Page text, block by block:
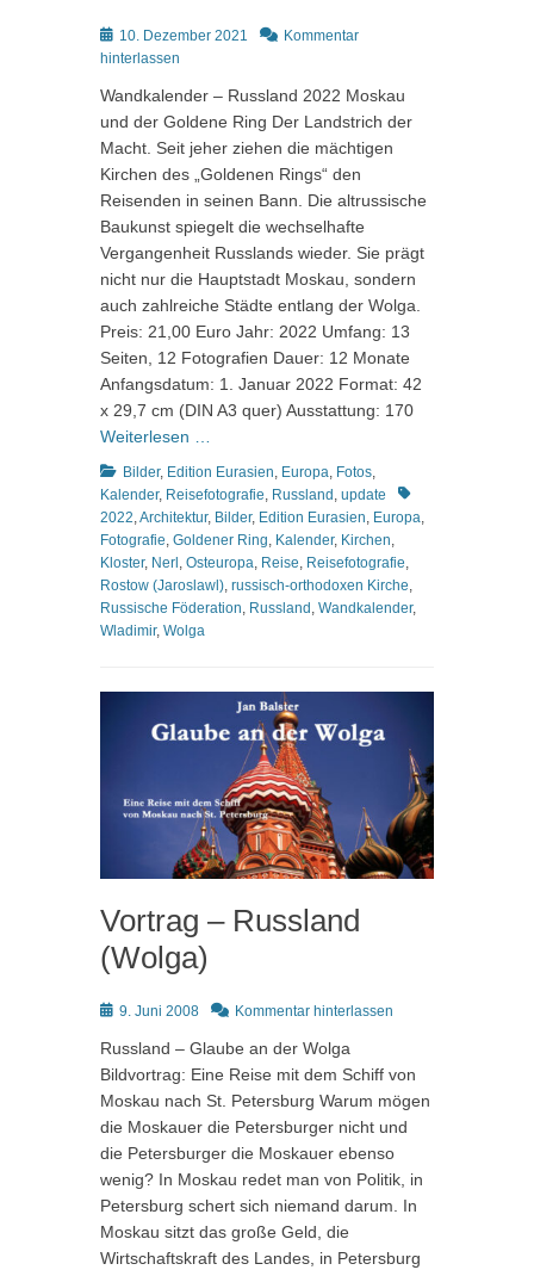
Posted
on
10. Dezember 2021
Kommentar
hinterlassen
Wandkalender – Russland 2022 Moskau
und der Goldene Ring Der Landstrich der
Macht. Seit jeher ziehen die mächtigen
Kirchen des „Goldenen Rings“ den
Reisenden in seinen Bann. Die altrussische
Baukunst spiegelt die wechselhafte
Vergangenheit Russlands wieder. Sie prägt
nicht nur die Hauptstadt Moskau, sondern
auch zahlreiche Städte entlang der Wolga.
Preis: 21,00 Euro Jahr: 2022 Umfang: 13
Seiten, 12 Fotografien Dauer: 12 Monate
Anfangsdatum: 1. Januar 2022 Format: 42
x 29,7 cm (DIN A3 quer) Ausstattung: 170
Weiterlesen …
Kategorien
Bilder, Edition Eurasien, Europa, Fotos,
Kalender, Reisefotografie, Russland, update
Schlagworte
2022,Architektur, Bilder, Edition Eurasien, Europa,
Fotografie, Goldener Ring, Kalender, Kirchen,
Kloster, Nerl, Osteuropa, Reise, Reisefotografie,
Rostow (Jaroslawl), russisch-orthodoxen Kirche,
Russische Föderation, Russland, Wandkalender,
Wladimir, Wolga
Vortrag – Russland
(Wolga)
Posted
9. Juni 2008 Kommentar hinterlassen
Russland – Glaube an der Wolga
Bildvortrag: Eine Reise mit dem Schiff von
Moskau nach St. Petersburg Warum mögen
die Moskauer die Petersburger nicht und
die Petersburger die Moskauer ebenso
wenig? In Moskau redet man von Politik, in
Petersburg schert sich niemand darum. In
Moskau sitzt das große Geld, die
Wirtschaftskraft des Landes, in Petersburg